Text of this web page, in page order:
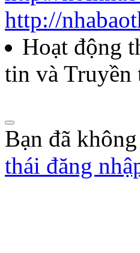
85/QĐ-HNB
Quyết định
năm 2026
http://
Hoạt động
tin và Truyền
Bạn đã
thái đăng